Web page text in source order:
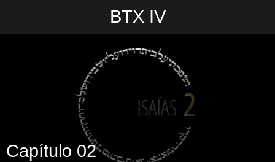
BTX IV
Escrito en 03/08/2018\n__________________\n
Capítulo 02